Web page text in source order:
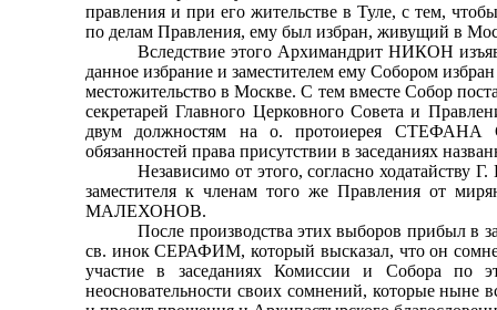
правле­ния и при его жительстве в Туле, с тем,
по делам Правления, ему был избран, живущий в
Вследствие этого Архимандрит НИКОН
дан­ное избрание и заместителем ему Собором
ме­стожительство в Москве. С тем вместе Собор
секретарей Главного Церковного Совета и
двум должностям на о. протоиерея СТЕФАНА
обязанностей права присутствии в заседаниях
Независимо от этого, согласно
заме­стителя к членам того же Правления от
МАЛЕХОНОВ.
После производства этих выборов прибыл в
св. инок СЕРАФИМ, который высказал, что он
участие в заседаниях Комиссии и Собора по
неосновательности своих сомнений, которые